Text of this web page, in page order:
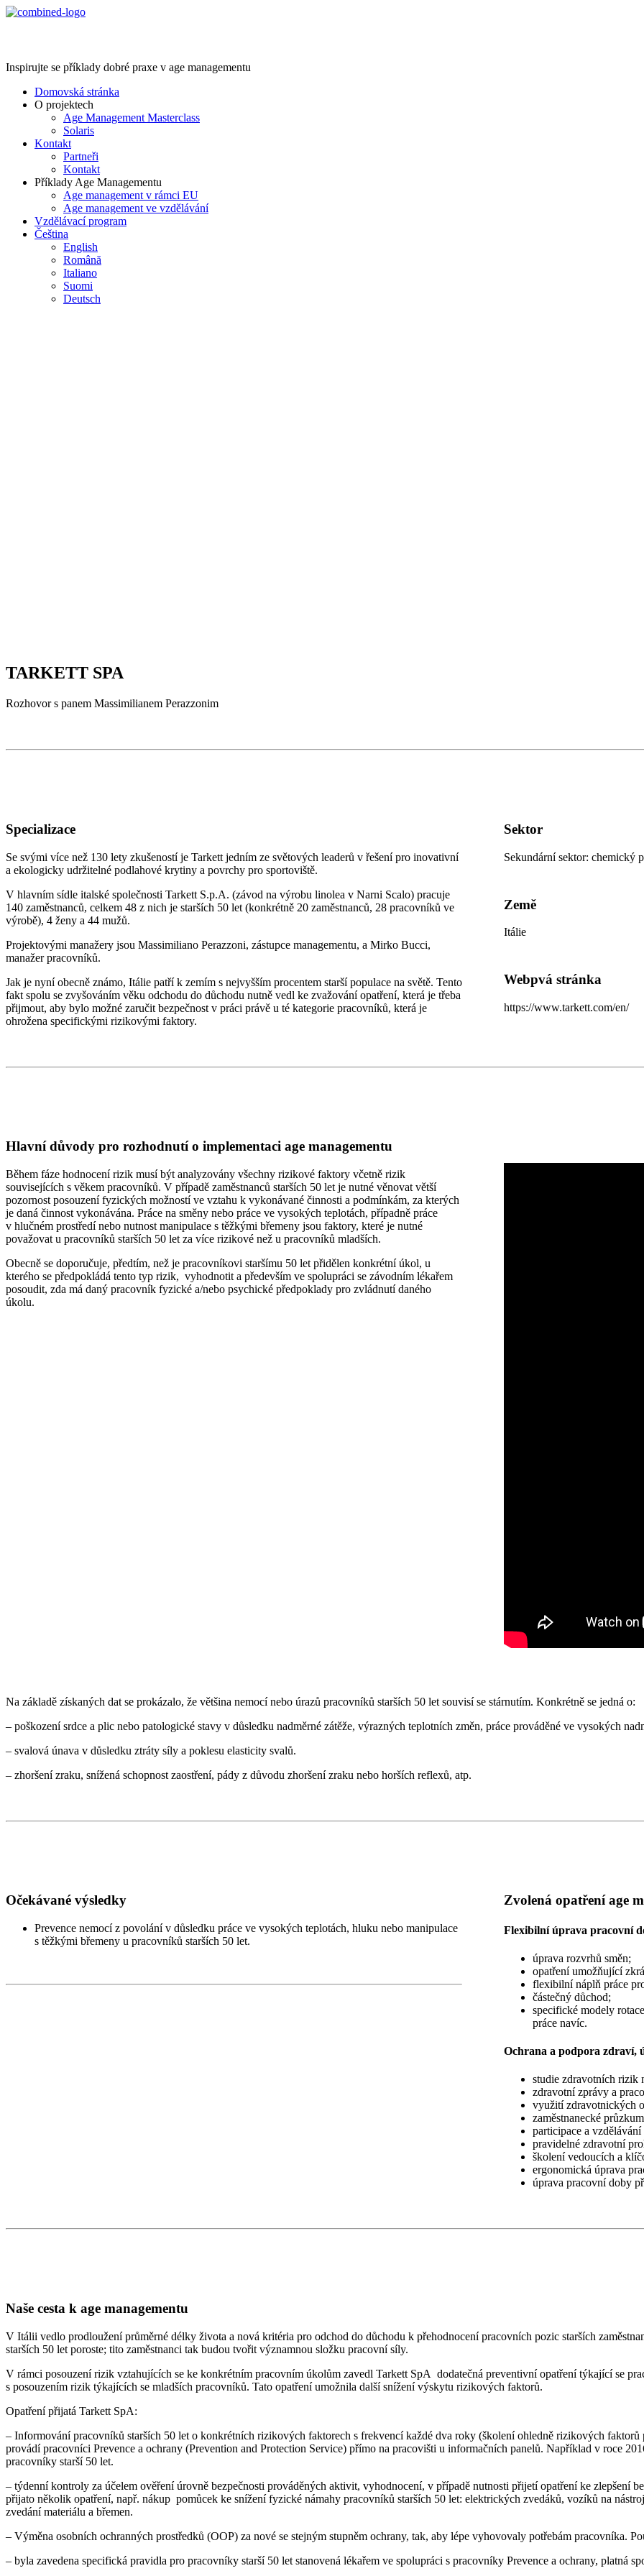
Inspirujte se příklady dobré praxe v age managementu
Domovská stránka
O projektech
Age Management Masterclass
Solaris
Kontakt
Partneři
Kontakt
Příklady Age Managementu
Age management v rámci EU
Age management ve vzdělávání
Vzdělávací program
Čeština
English
Română
Italiano
Suomi
Deutsch
TARKETT SPA
Rozhovor s panem Massimilianem Perazzonim
Specializace
Se svými více než 130 lety zkušeností je Tarkett jedním ze světových leaderů v řešení pro inovativní
a ekologicky udržitelné podlahové krytiny a povrchy pro sportoviště.
V hlavním sídle italské společnosti Tarkett S.p.A. (závod na výrobu linolea v Narni Scalo) pracuje
140 zaměstnanců, celkem 48 z nich je starších 50 let (konkrétně 20 zaměstnanců, 28 pracovníků ve
výrobě), 4 ženy a 44 mužů.
Projektovými manažery jsou Massimiliano Perazzoni, zástupce managementu, a Mirko Bucci,
manažer pracovníků.
Jak je nyní obecně známo, Itálie patří k zemím s nejvyšším procentem starší populace na světě. Tento
fakt spolu se zvyšováním věku odchodu do důchodu nutně vedl ke zvažování opatření, která je třeba
přijmout, aby bylo možné zaručit bezpečnost v práci právě u té kategorie pracovníků, která je
ohrožena specifickými rizikovými faktory.
Sektor
Sekundární sektor: chemický
Země
Itálie
Webpvá stránka
https://www.tarkett.com/en/
Hlavní důvody pro rozhodnutí o implementaci age managementu
Během fáze hodnocení rizik musí být analyzovány všechny rizikové faktory včetně rizik
souvisejících s věkem pracovníků. V případě zaměstnanců starších 50 let je nutné věnovat větší
pozornost posouzení fyzických možností ve vztahu k vykonávané činnosti a podmínkám, za kterých
je daná činnost vykonávána. Práce na směny nebo práce ve vysokých teplotách, případně práce
v hlučném prostředí nebo nutnost manipulace s těžkými břemeny jsou faktory, které je nutné
považovat u pracovníků starších 50 let za více rizikové než u pracovníků mladších.
Obecně se doporučuje, předtím, než je pracovníkovi staršímu 50 let přidělen konkrétní úkol, u
kterého se předpokládá tento typ rizik, vyhodnotit a především ve spolupráci se závodním lékařem
posoudit, zda má daný pracovník fyzické a/nebo psychické předpoklady pro zvládnutí daného
úkolu.
Na základě získaných dat se prokázalo, že většina nemocí nebo úrazů pracovníků starších 50 let souvisí se stárnutím. Konkrétně se jedná o:
– poškození srdce a plic nebo patologické stavy v důsledku nadměrné zátěže, výrazných teplotních změn, práce prováděné ve vysokých
– svalová únava v důsledku ztráty síly a poklesu elasticity svalů.
– zhoršení zraku, snížená schopnost zaostření, pády z důvodu zhoršení zraku nebo horších reflexů, atp.
Očekávané výsledky
Prevence nemocí z povolání v důsledku práce ve vysokých teplotách, hluku nebo manipulace
s těžkými břemeny u pracovníků starších 50 let.
Zvolená opatření age
Flexibilní úprava pracovní
úprava rozvrhů směn;
opatření umožňující
flexibilní náplň práce
částečný důchod;
specifické modely
práce navíc.
Ochrana a podpora zdraví,
studie zdravotních rizik
zdravotní zprávy a
využití zdravotnických
zaměstnanecké
participace a vzdělávání
pravidelné zdravotní
školení vedoucích a
ergonomická úprava
úprava pracovní doby
Naše cesta k age managementu
V Itálii vedlo prodloužení průměrné délky života a nová kritéria pro odchod do důchodu k přehodnocení pracovních pozic starších
starších 50 let poroste; tito zaměstnanci tak budou tvořit významnou složku pracovní síly.
V rámci posouzení rizik vztahujících se ke konkrétním pracovním úkolům zavedl Tarkett SpA dodatečná preventivní opatření týkající se
s posouzením rizik týkajících se mladších pracovníků. Tato opatření umožnila další snížení výskytu rizikových faktorů.
Opatření přijatá Tarkett SpA:
– Informování pracovníků starších 50 let o konkrétních rizikových faktorech s frekvencí každé dva roky (školení ohledně rizikových
provádí pracovníci Prevence a ochrany (Prevention and Protection Service) přímo na pracovišti u informačních panelů. Například v roce
pracovníky starší 50 let.
– týdenní kontroly za účelem ověření úrovně bezpečnosti prováděných aktivit, vyhodnocení, v případě nutnosti přijetí opatření ke zlepšení
přijato několik opatření, např. nákup pomůcek ke snížení fyzické námahy pracovníků starších 50 let: elektrických zvedáků, vozíků na
zvedání materiálu a břemen.
– Výměna osobních ochranných prostředků (OOP) za nové se stejným stupněm ochrany, tak, aby lépe vyhovovaly potřebám pracovníka.
– byla zavedena specifická pravidla pro pracovníky starší 50 let stanovená lékařem ve spolupráci s pracovníky Prevence a ochrany, platná